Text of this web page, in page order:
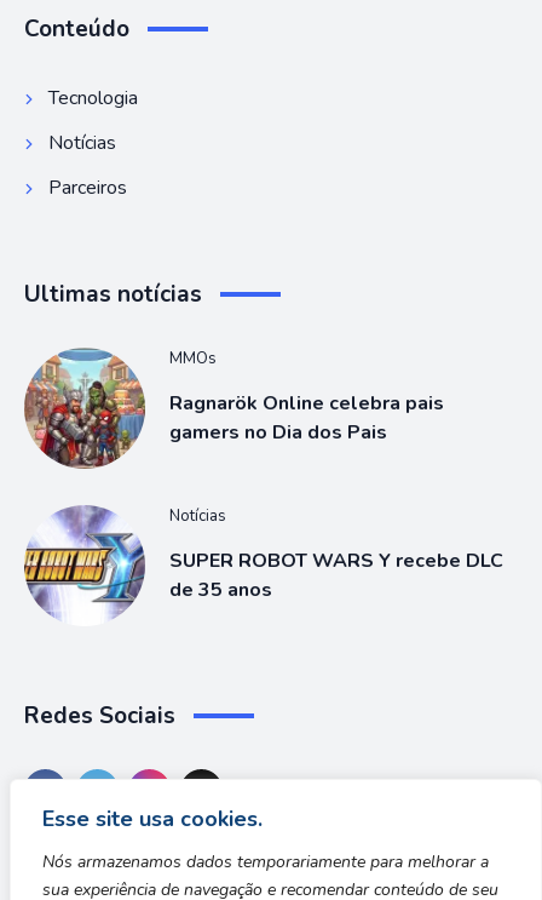
Esse site usa cookies.
Nós armazenamos dados temporariamente para melhorar a
sua experiência de navegação e recomendar conteúdo de seu
Conteúdo
Tecnologia
Notícias
Parceiros
Ultimas notícias
MMOs
Ragnarök Online celebra pais
gamers no Dia dos Pais
Notícias
SUPER ROBOT WARS Y recebe DLC
de 35 anos
Redes Sociais